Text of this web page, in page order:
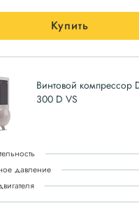
Купить
Винтовой компрессор
300 D VS
давление